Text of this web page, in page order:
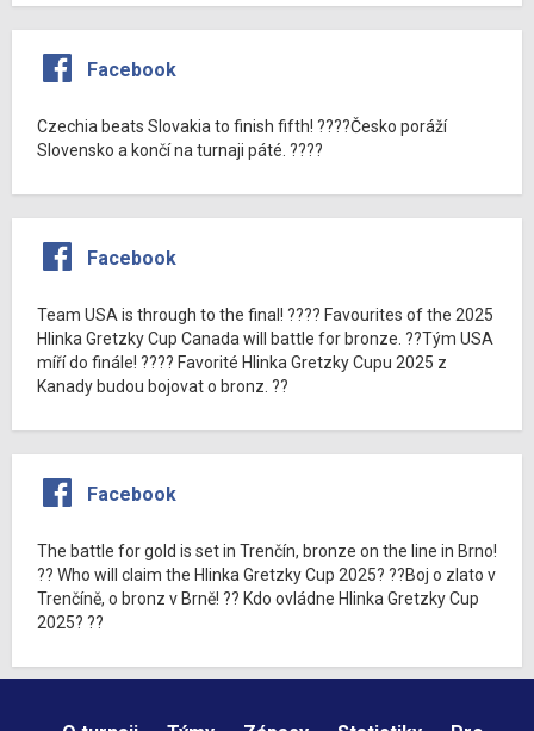
Facebook
Czechia beats Slovakia to finish fifth! ????Česko poráží
Slovensko a končí na turnaji páté. ????
Facebook
Team USA is through to the final! ???? Favourites of the 2025
Hlinka Gretzky Cup Canada will battle for bronze. ??Tým USA
míří do finále! ???? Favorité Hlinka Gretzky Cupu 2025 z
Kanady budou bojovat o bronz. ??
Facebook
The battle for gold is set in Trenčín, bronze on the line in Brno!
?? Who will claim the Hlinka Gretzky Cup 2025? ??Boj o zlato v
Trenčíně, o bronz v Brně! ?? Kdo ovládne Hlinka Gretzky Cup
2025? ??